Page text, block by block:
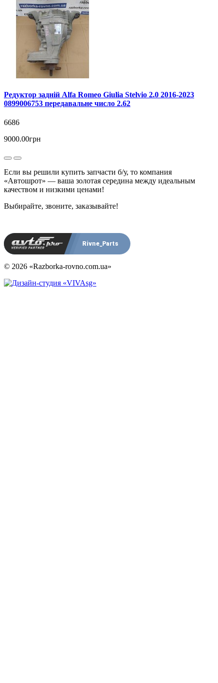
Редуктор задній Alfa Romeo Giulia Stelvio 2.0 2016-2023
0899006753 передавальне число 2.62
6686
9000.00грн
Если вы решили купить запчасти б/у, то компания
«Автошрот» — ваша золотая середина между идеальным
качеством и низкими ценами!
Выбирайте, звоните, заказывайте!
Rivne_Parts
© 2026 «Razborka-rovno.com.ua»